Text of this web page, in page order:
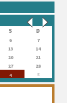
S D
6
7
13
14
20
21
27
28
4 5